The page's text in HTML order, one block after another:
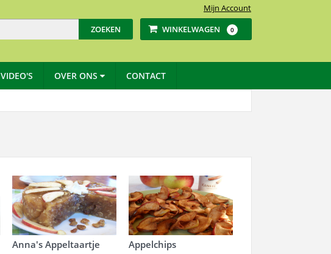
Mijn Account
WINKELWAGEN
0
VIDEO'S OVER ONS CONTACT
Anna's Appeltaartje Appelchips